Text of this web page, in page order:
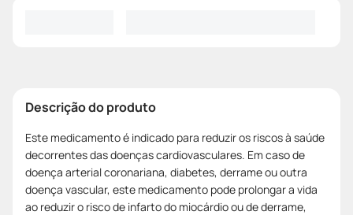
Descrição do produto
Este medicamento é indicado para reduzir os riscos à saúde
decorrentes das doenças cardiovasculares. Em caso de
doença arterial coronariana, diabetes, derrame ou outra
doença vascular, este medicamento pode prolongar a vida
ao reduzir o risco de infarto do miocárdio ou de derrame,